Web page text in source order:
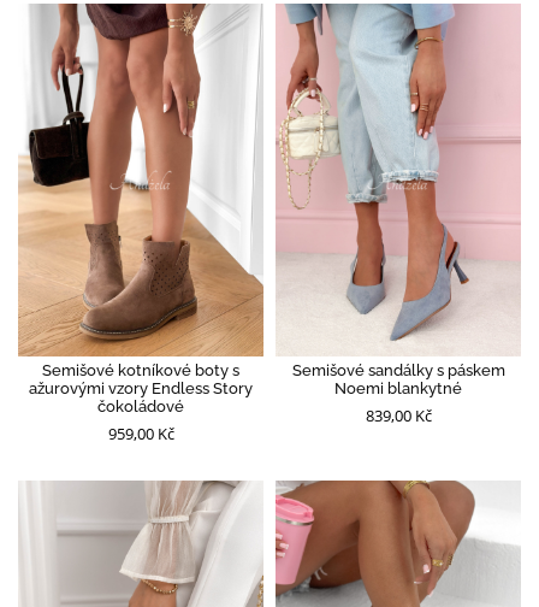
Semišové kotníkové boty s
ažurovými vzory Endless Story
čokoládové
959,00 Kč
Semišové sandálky s páskem
Noemi blankytné
839,00 Kč